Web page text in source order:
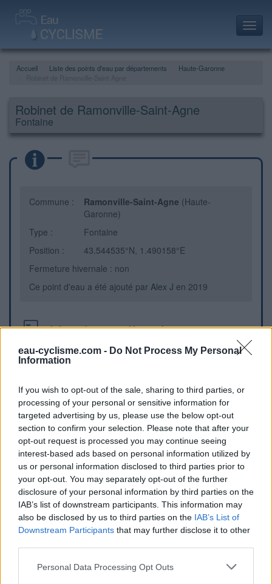
eau-cyclisme.com - Do Not Process My Personal
Information
If you wish to opt-out of the sale, sharing to third parties, or
processing of your personal or sensitive information for
targeted advertising by us, please use the below opt-out
section to confirm your selection. Please note that after your
opt-out request is processed you may continue seeing
interest-based ads based on personal information utilized by
us or personal information disclosed to third parties prior to
your opt-out. You may separately opt-out of the further
disclosure of your personal information by third parties on the
IAB’s list of downstream participants. This information may
also be disclosed by us to third parties on the IAB’s List of
Downstream Participants that may further disclose it to other
Personal Data Processing Opt Outs
Accueil Liste des points d'eau par départements
Haute-Garonne
Robinet de Ramonville-Saint-Agne
Fontaine
Commune : Ramonville-Saint-Agne (Haute-
Garonne)
Type :
Fontaine
Position :
43.544535°N, 1.490158°E
Fermeture hivernale : non
Ce point d'eau a été ajouté par Alex J en 2019
Informations complémentaires
Accessible toute l'année, sur le canal en face du pont de
mange-pommes
Repères visuels
Afficher la carte